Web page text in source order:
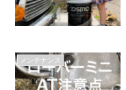
メンテナンス